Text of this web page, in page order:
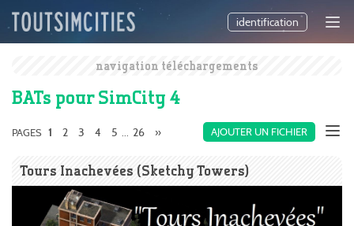
identification
navigation téléchargements
BATs pour SimCity 4
AJOUTER UN FICHIER
PAGES 1 2 3 4 5 ... 26 »
Tours Inachevées (Sketchy Towers)